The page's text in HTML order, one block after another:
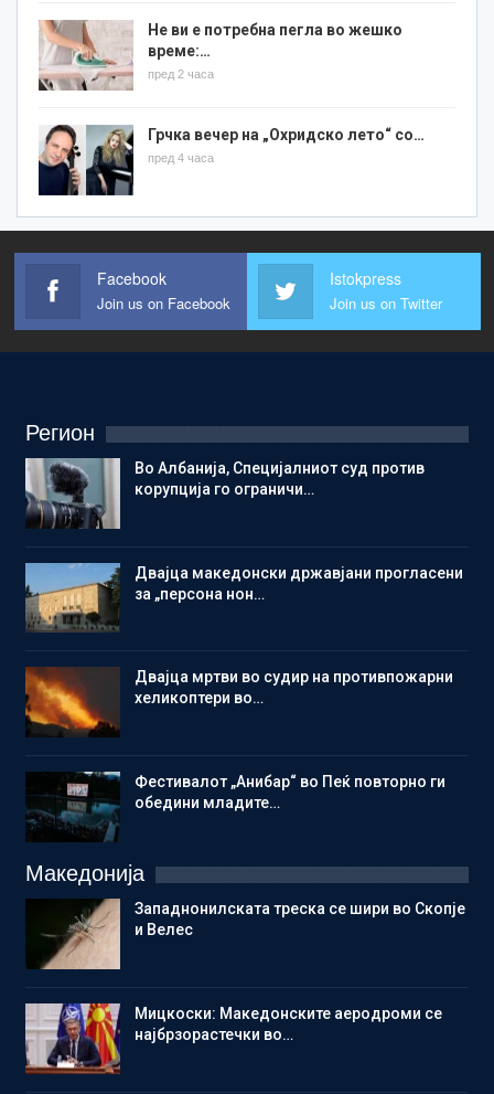
Не ви е потребна пегла во жешко
време:…
пред 2 часа
Грчка вечер на „Охридско лето“ со…
пред 4 часа
Facebook
Join us on Facebook
Istokpress
Join us on Twitter
Регион
Во Албанија, Специјалниот суд против
корупција го ограничи…
Двајца македонски државјани прогласени
за „персона нон…
Двајца мртви во судир на противпожарни
хеликоптери во…
Фестивалот „Анибар“ во Пеќ повторно ги
обедини младите…
Македонија
Западнонилската треска се шири во Скопје
и Велес
Мицкоски: Македонските аеродроми се
најбрзорастечки во…